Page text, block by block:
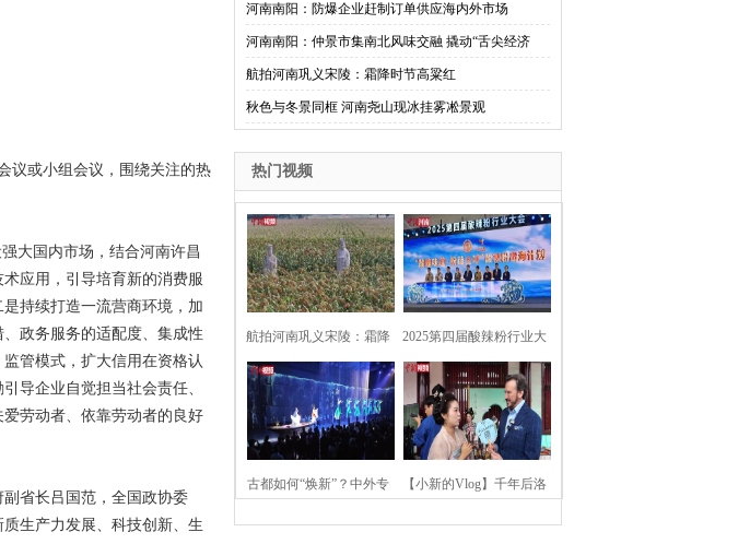
或小组会议，围绕关注的热
大国内市场，结合河南许昌
应用，引导培育新的消费服
持续打造一流营商环境，加
政务服务的适配度、集成性
管模式，扩大信用在资格认
导企业自觉担当社会责任、
劳动者、依靠劳动者的良好
省长吕国范，全国政协委
生产力发展、科技创新、生
河南南阳：防爆企业赶制订单供应海内外市场
河南南阳：仲景市集南北风味交融 撬动“舌尖经济
航拍河南巩义宋陵：霜降时节高粱红
秋色与冬景同框 河南尧山现冰挂雾凇景观
热门视频
航拍河南巩义宋陵：霜降
时节高粱红
2025第四届酸辣粉行业大
会在河南开封举行
古都如何“焕新”？中外专 【小新的Vlog】千年后洛